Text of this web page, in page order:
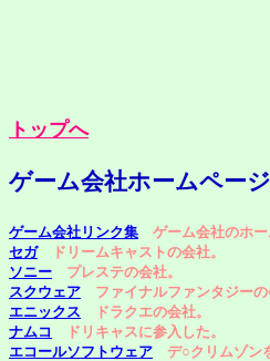
トップへ
ゲーム会社ホームページ
ゲーム会社リンク集 ゲーム会社のホー
セガドリームキャストの会社。
ソニー プレステの会社。
スクウェア ファイナルファンタジーの
エニックス ドラクエの会社。
ナムコ
ドリキャスに参入した。
エコールソフトウェア デ○クリムゾン